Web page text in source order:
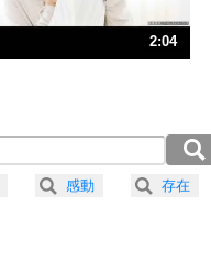
トレス対策
生、なんとかなるもの。
に生きる30の方法
大きい人は、怒りを優しさで表
2:04
1分2秒）
49秒）
41秒）
感動 存在